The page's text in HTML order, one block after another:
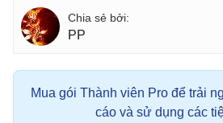
PP
Mua gói Thành viên Pro để trải
cáo và sử dụng các